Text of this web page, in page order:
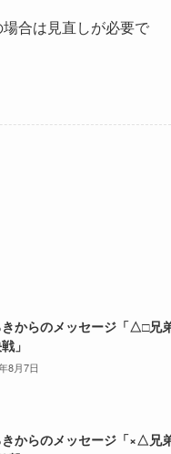
場合は見直しが必要で
きからのメッセージ「△□兄
」
8月7日
きからのメッセージ「×△兄